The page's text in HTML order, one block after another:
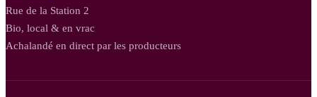
Rue de la Station 2
Bio, local & en vrac
Achalandé en direct par les producteurs